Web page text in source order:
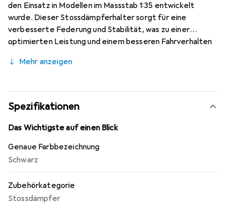
den Einsatz in Modellen im Massstab 1:35 entwickelt
wurde. Dieser Stossdämpferhalter sorgt für eine
verbesserte Federung und Stabilität, was zu einer
optimierten Leistung und einem besseren Fahrverhalten
Material gewährleistet eine lange Lebensdauer und
ansprechende Ästhetik bietet. Der Shock-absorbing
Seat ist ein unverzichtbares Ersatzteil für alle, die ihre
RC-Autos aufwerten und die Fahreigenschaften
verbessern möchten. Er ist nicht für Kinder unter 3
Erstickungsgefahr darstellen können.
Mehr anzeigen
Spezifikationen
Das Wichtigste auf einen Blick
Genaue Farbbezeichnung
Schwarz
Zubehörkategorie
Stossdämpfer